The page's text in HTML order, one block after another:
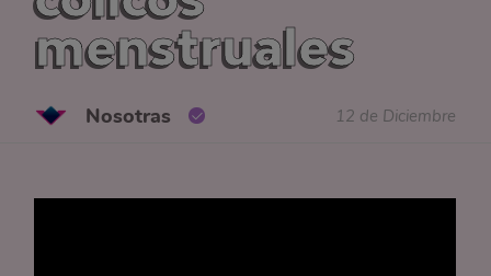
menstruales
Nosotras 12 de Diciembre